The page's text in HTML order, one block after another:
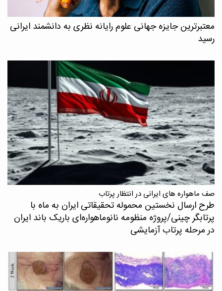
معتبرترین جایزه جهانی علوم رایانه نظری به دانشمند ایرانی
رسید
صف ماهواره های ایرانی در انتظار پرتاب
طرح ارسال نخستین محموله تحقیقاتی ایران به ماه با
پرتابگر چینی/پروژه منظومه نانوماهواره‌ای باریک باند ایران
در مرحله پرتاب آزمایشی